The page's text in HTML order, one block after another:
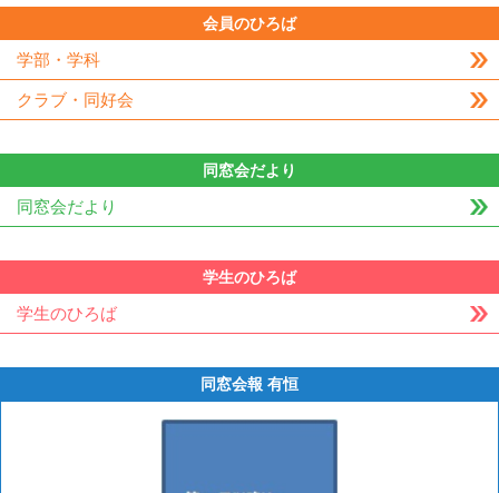
会員のひろば
学部・学科
クラブ・同好会
同窓会だより
同窓会だより
学生のひろば
学生のひろば
同窓会報 有恒